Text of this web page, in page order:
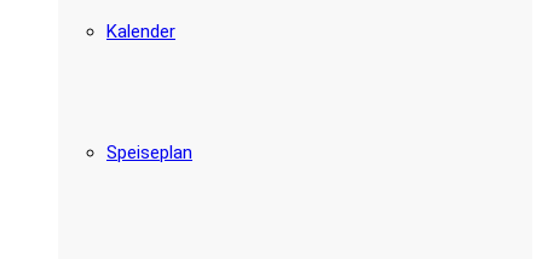
Kalender
Speiseplan